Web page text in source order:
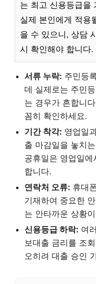
는 최고 신용등급을
실제 본인에게 적용
을 수 있으니, 상담
시 확인해야 합니다.
서류 누락: 주민등
데 실제로는 주민
는 경우가 흔합니
꼼히 확인하세요.
기간 착각: 영업일
출 마감일을 놓치
공휴일은 영업일
합니다.
연락처 오류: 휴대
기재하여 중요한
는 안타까운 상황
신용등급 하락: 여
보대출 금리를 조
오히려 대출 승인